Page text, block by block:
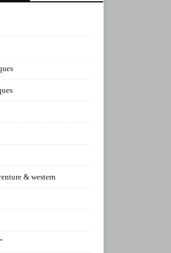
& western